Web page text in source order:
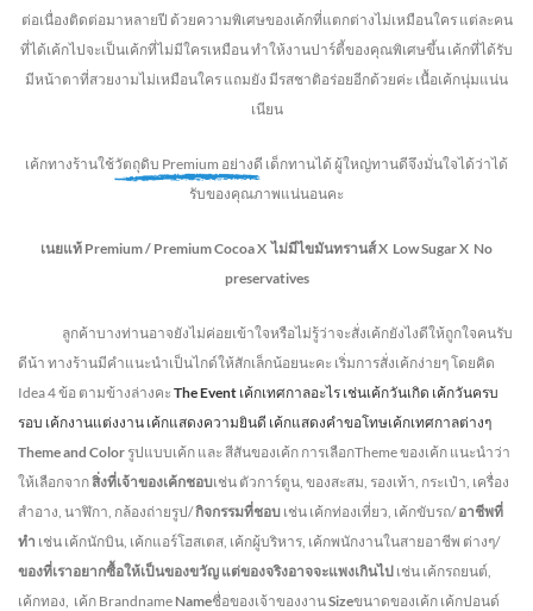
ต่อเนื่องติดต่อมาหลายปี ด้วยความพิเศษของเค้กที่แตกต่างไม่เหมือนใคร แต่ละคน
ที่ได้เค้กไปจะเป็นเค้กที่ไม่มีใครเหมือน ทำให้งานปาร์ตี้ของคุณพิเศษขึ้น เค้กที่ได้รับ
มีหน้าตาที่สวยงามไม่เหมือนใคร แถมยัง มีรสชาติอร่อยอีกด้วยค่ะ เนื้อเค้กนุ่มแน่น
เนียน
เค้กทางร้านใช้วัตถุดิบ Premium อย่างดี เด็กทานได้ ผู้ใหญ่ทานดีจึงมั่นใจได้ว่าได้
รับของคุณภาพแน่นอนคะ
เนยแท้ Premium / Premium CocoaX ไม่มีไขมันทรานส์X Low SugarX No
preservatives
ลูกค้าบางท่านอาจยังไม่ค่อยเข้าใจหรือไม่รู้ว่าจะสั่งเค้กยังไงดีให้ถูกใจคนรับ
ดีน้า ทางร้านมีคำแนะนำเป็นไกด์ให้สักเล็กน้อยนะคะ เริ่มการสั่งเค้กง่ายๆ โดยคิด
Idea 4 ข้อ ตามข้างล่างคะ The Event เค้กเทศกาลอะไร เช่นเค้กวันเกิด เค้กวันครบ
รอบ เค้กงานแต่งงาน เค้กแสดงความยินดี เค้กแสดงคำขอโทษเค้กเทศกาลต่างๆ
Theme and Color รูปแบบเค้ก และ สีสันของเค้ก การเลือกTheme ของเค้ก แนะนำว่า
ให้เลือกจากสิ่งที่เจ้าของเค้กชอบเช่น ตัวการ์ตูน, ของสะสม, รองเท้า, กระเป๋า, เครื่อง
สำอาง, นาฬิกา, กล้องถ่ายรูป/กิจกรรมที่ชอบ เช่น เค้กท่องเที่ยว, เค้กขับรถ/อาชีพที่
ทำ เช่น เค้กนักบิน, เค้กแอร์โฮสเตส, เค้กผู้บริหาร, เค้กพนักงานในสายอาชีพ ต่างๆ/
ของที่เราอยากซื้อให้เป็นของขวัญ แต่ของจริงอาจจะแพงเกินไป เช่น เค้กรถยนต์,
เค้กทอง, เค้ก Brandname Nameชื่อของเจ้าของงานSizeขนาดของเค้ก เค้กปอนด์